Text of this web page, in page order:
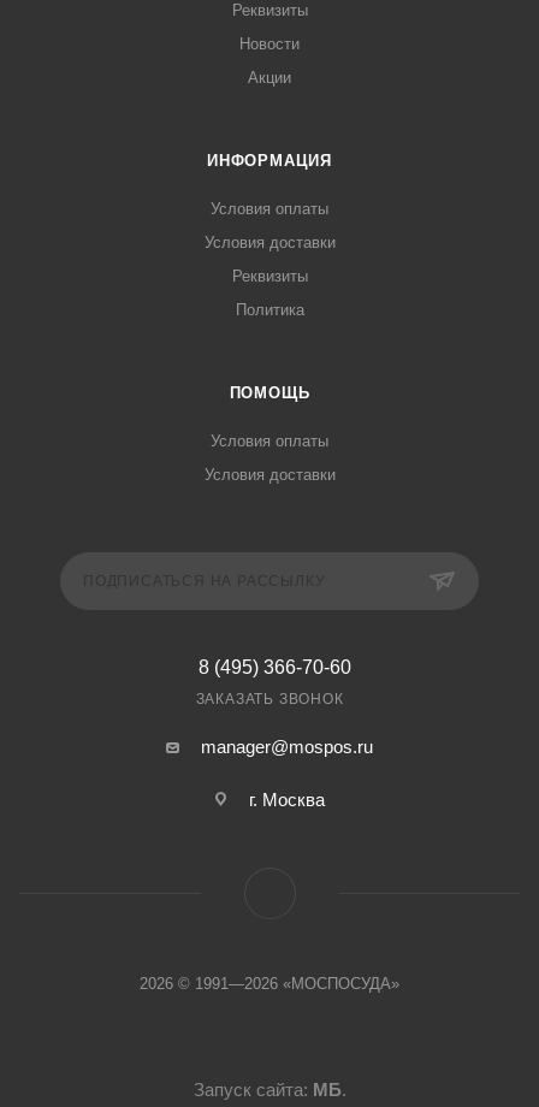
Реквизиты
Новости
Акции
ИНФОРМАЦИЯ
Условия оплаты
Условия доставки
Реквизиты
Политика
ПОМОЩЬ
Условия оплаты
Условия доставки
8 (495) 366-70-60
ЗАКАЗАТЬ ЗВОНОК
manager@mospos.ru
г. Москва
2026 © 1991—2026 «МОСПОСУДА»
Запуск сайта: МБ.